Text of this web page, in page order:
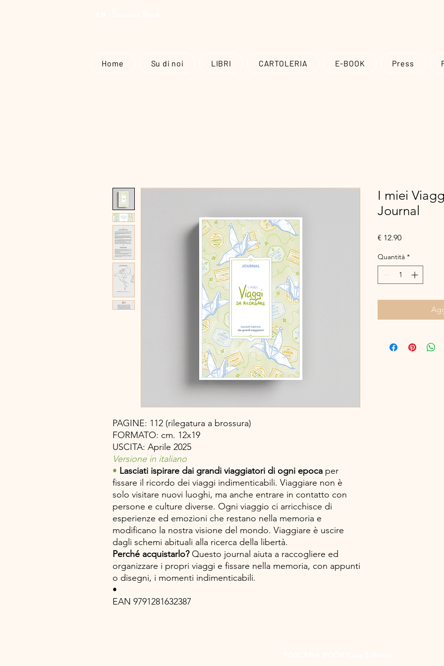
Home Su di noi LIBRI CARTOLERIA E-BOOK Press
PAGINE: 112 (rilegatura a brossura)
FORMATO: cm. 12x19
USCITA: Aprile 2025
Versione in italiano
• Lasciati ispirare dai grandi viaggiatori di ogni epoca per
fissare il ricordo dei viaggi indimenticabili. Viaggiare non è
solo visitare nuovi luoghi, ma anche entrare in contatto con
persone e culture diverse. Ogni viaggio ci arricchisce di
esperienze ed emozioni che restano nella memoria e
modificano la nostra visione del mondo. Viaggiare è uscire
dagli schemi abituali alla ricerca della libertà.
Perché acquistarlo? Questo journal aiuta a raccogliere ed
organizzare i propri viaggi e fissare nella memoria, con appunti
o disegni, i momenti indimenticabili.
•
EAN 9791281632387
I miei
Journal
€ 12.90Prezzo
Quantità *